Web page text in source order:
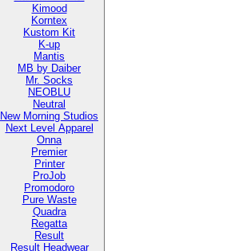
Kimood
Korntex
Kustom Kit
K-up
Mantis
MB by Daiber
Mr. Socks
NEOBLU
Neutral
New Morning Studios
Next Level Apparel
Onna
Premier
Printer
ProJob
Promodoro
Pure Waste
Quadra
Regatta
Result
Result Headwear